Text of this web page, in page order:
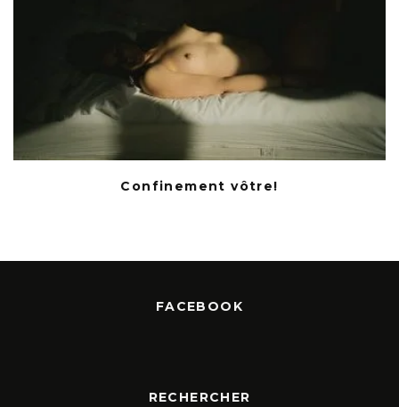
Confinement vôtre!
FACEBOOK
RECHERCHER